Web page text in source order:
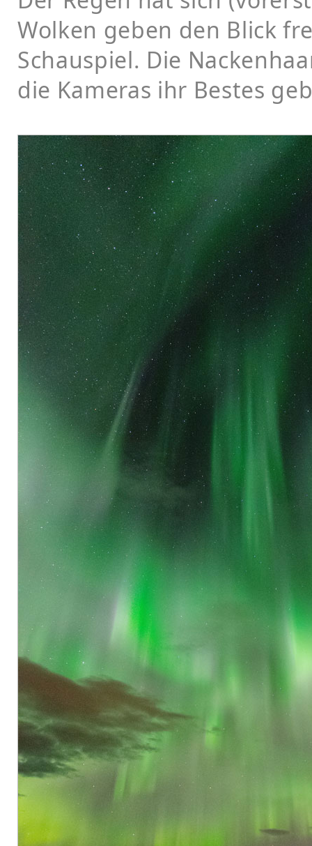
Wolken geben den Blick
Schauspiel. Die
die Kameras ihr Bestes